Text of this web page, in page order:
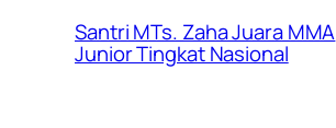
Santri MTs. Zaha Juara MMA
Junior Tingkat Nasional